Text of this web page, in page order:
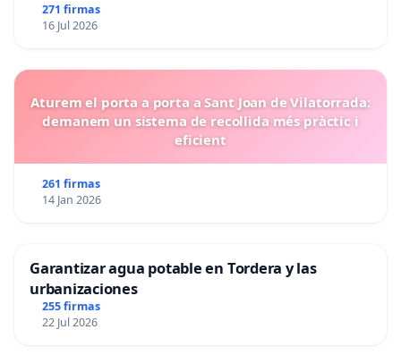
271 firmas
16 Jul 2026
Aturem el porta a porta a Sant Joan de Vilatorrada:
demanem un sistema de recollida més pràctic i
eficient
261 firmas
14 Jan 2026
Garantizar agua potable en Tordera y las
urbanizaciones
255 firmas
22 Jul 2026